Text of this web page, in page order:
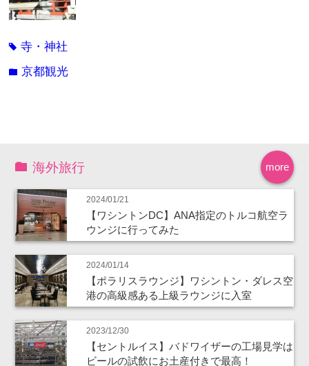
tag寺・神社
folder京都観光
more
海外旅行
2024/01/21
【ワシントンDC】ANA指定のトルコ航空ラ
ウンジに行ってみた
2024/01/14
【ポラリスラウンジ】ワシントン・ダレス空
港の高級感ある上級ラウンジに入室
2023/12/30
【セントルイス】バドワイザーの工場見学は
ビールの試飲にお土産付きで最高！